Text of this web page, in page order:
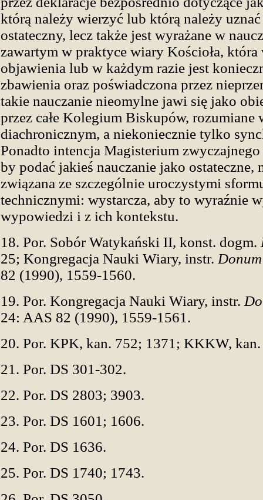
którą należy wierzyć lub którą należy
ostateczny, lecz także jest wyrażane w
zawartym w praktyce wiary Kościoła, która
objawienia lub w każdym razie jest
zbawienia oraz poświadczona przez
takie nauczanie nieomylne jawi się jako
przez całe Kolegium Biskupów, rozumiane
diachronicznym, a niekoniecznie tylko
Ponadto intencja Magisterium
by podać jakieś nauczanie jako ostateczne,
związana ze szczególnie uroczystymi
technicznymi: wystarcza, aby to wyraźnie
wypowiedzi i z ich kontekstu.
18. Por. Sobór Watykański II, konst. dogm.
25; Kongregacja Nauki Wiary, instr.
82 (1990), 1559-1560.
19. Por. Kongregacja Nauki Wiary, instr.
24: AAS 82 (1990), 1559-1561.
20. Por. KPK, kan. 752; 1371; KKKW,
21. Por. DS 301-302.
22. Por. DS 2803; 3903.
23. Por. DS 1601; 1606.
24. Por. DS 1636.
25. Por. DS 1740; 1743.